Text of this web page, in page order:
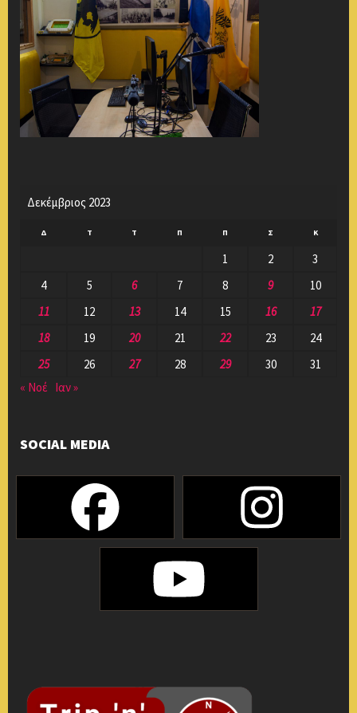
Δεκέμβριος 2023
Δ Τ Τ Π Π Σ Κ
1 2
3
4
5 6 7 8 9
10
11
12 13 14 15 16
17
18
19 20 21 22 23
24
25
26 27 28 29 30
31
« Νοέ Ιαν »
SOCIAL MEDIA